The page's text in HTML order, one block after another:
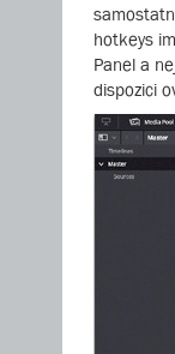
hotkeys
Panel a
dispozici